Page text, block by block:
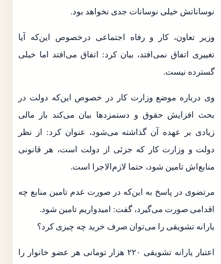
نوساناتش خیلی نوسانات جدی نخواهد بود.
وزیر تعاون، کار و رفاه اجتماعی درخصوص این‌که آیا
تغییری اتفاق نمی‌افتد، بیان کرد: اتفاق می‌افتد اما خیلی
گسترده نیست.
وی درباره موضع وزارت کار در خصوص این‌که دولت در
بحث افزایش حقوق و دستمزدها بیان می‌کند بار مالی
زیادی بر عهده آن گذاشته می‌شود، عنوان کرد: از نظر
دولت و وزارت کار که جزئی از دولت است، هر قانونی
منابع‌اش تامین شود، حتما لازم‌الاجرا است.
مرتضوی در پاسخ به این‌که در صورت عدم تامین منابع چه
اقدامی صورت می‌گیرد، گفت: امیدواریم تامین شود.
یارانه تشویقی را می‌توان صرف خرید چه چیزی کرد؟
اعتبار یارانه تشویقی ۲۲۰ هزار تومانی هر عضو خانوار را